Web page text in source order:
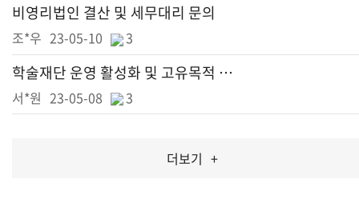
비영리법인 결산 및 세무대리 문의
조*우 23-05-10 3
학술재단 운영 활성화 및 고유목적 추가에 따른 컨설팅 문의 건
서*원 23-05-08 3
더보기 +